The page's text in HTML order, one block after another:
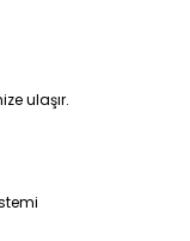
ulaşır.